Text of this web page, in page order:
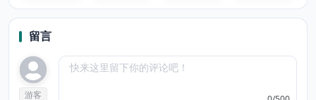
留言
游客